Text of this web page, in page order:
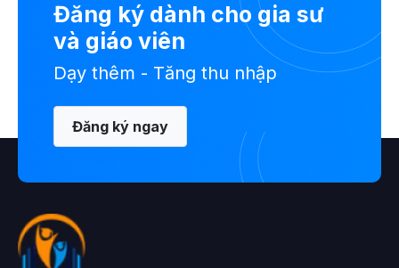
Đăng ký dành cho gia sư
và giáo viên
Dạy thêm - Tăng thu nhập
Đăng ký ngay